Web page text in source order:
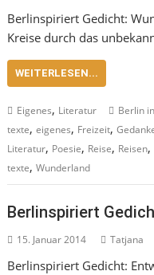
Berlinspiriert Gedicht:
Kreise durch das
WEITERLESEN...
Eigenes, Literatur Berlin
texte,eigenes, Freizeit,
Literatur, Poesie, Reise, Reisen,
texte,Wunderland
Berlinspiriert
15. Januar 2014 Tatjana
Berlinspiriert Gedicht: